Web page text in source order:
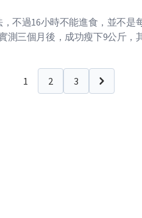
不過16小時不能進食，並不
測三個月後，成功瘦下9公斤，
1 2 3 下一頁